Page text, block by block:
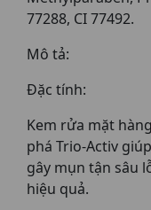
77288, CI 77492.
Mô tả:
Đặc tính:
Kem rửa mặt
phá Trio-Activ
gây mụn tận sâu
hiệu quả.